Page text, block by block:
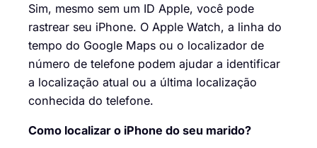
Sim, mesmo sem um ID Apple, você pode
rastrear seu iPhone. O Apple Watch, a linha do
tempo do Google Maps ou o localizador de
número de telefone podem ajudar a identificar
a localização atual ou a última localização
conhecida do telefone.
Como localizar o iPhone do seu marido?